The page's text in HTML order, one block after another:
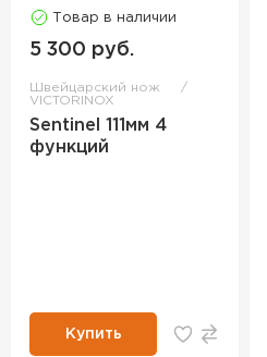
Товар в наличии
5 300 руб.
Швейцарский нож
VICTORINOX
Sentinel 111мм 4
функций
Купить